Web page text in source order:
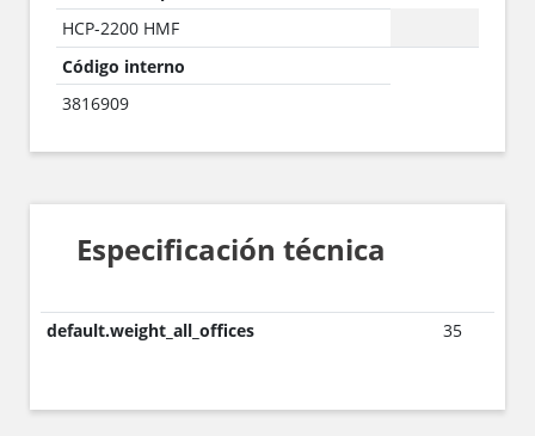
HCP-2200 HMF
Código interno
3816909
Especificación técnica
default.weight_all_offices 35